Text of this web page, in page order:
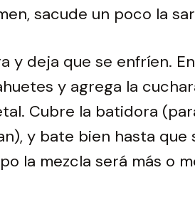
sacude un poco la
y deja que se enfríen.
y agrega la
Cubre la batidora
y bate bien hasta que
la mezcla será más o